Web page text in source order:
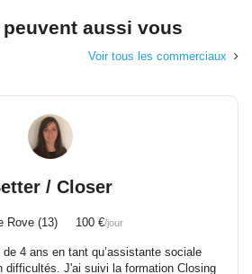
aussi vous
Voir tous les commerciaux
/ Closer
Rove (13) 100 €/jour
4 ans en tant qu’assistante sociale
difficultés. J'ai suivi la formation Closing